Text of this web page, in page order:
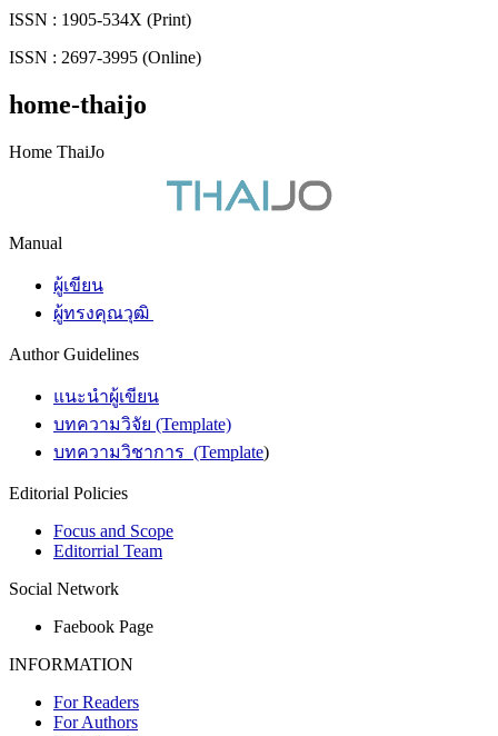
ISSN : 1905-534X (Print)
ISSN : 2697-3995 (Online)
home-thaijo
Home ThaiJo
Manual
ผู้เขียน
ผู้ทรงคุณวุฒิ
Author Guidelines
แนะนำผู้เขียน
บทความวิจัย (Template)
บทความวิชาการ (Template)
Editorial Policies
Focus and Scope
Editorrial Team
Social Network
Faebook Page
INFORMATION
For Readers
For Authors